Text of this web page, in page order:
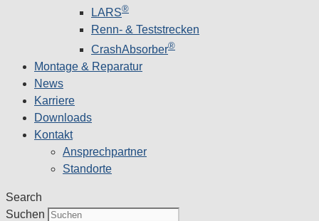
LARS®
Renn- & Teststrecken
CrashAbsorber®
Montage & Reparatur
News
Karriere
Downloads
Kontakt
Ansprechpartner
Standorte
Search
Suchen